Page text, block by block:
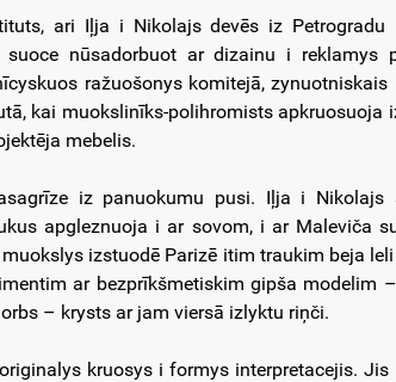
ari Iļja i Nikolajs devēs iz
nūsadorbuot ar dizainu i reklamys
ražuošonys komitejā,
kai muokslinīks-polihromists apkruosuoja
mebelis.
iz panuokumu pusi. Iļja i Nikolajs
apgleznuoja i ar sovom, i ar Maleviča
izstuodē Parizē itim traukim beja
ar bezprīkšmetiskim gipša modelim
– krysts ar jam viersā izlyktu riņči.
kruosys i formys interpretacejis.